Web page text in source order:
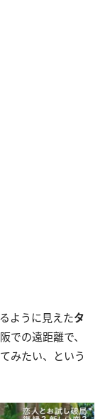
ように見えたタ
での遠距離で、
みたい、という